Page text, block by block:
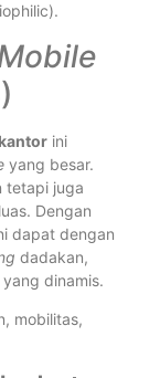
ini
yang besar.
tetapi juga
Dengan
dapat dengan
dadakan,
dinamis.
mobilitas,